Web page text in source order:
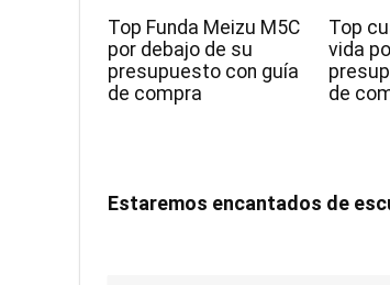
Top Funda Meizu M5C
por debajo de su
presupuesto con guía
de compra
Top
vida
de
Estaremos encantados de